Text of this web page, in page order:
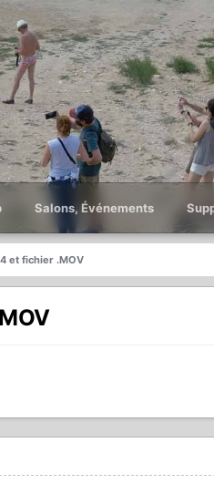
Salons, Événements
et fichier .MOV